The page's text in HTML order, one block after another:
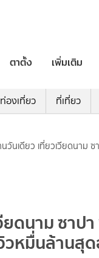
ตาตั้ง เพิ่มเติม
องเที่ยว ที่เที่ยว
นวันเดียว เที่ยวเวียดนาม
ยดนาม ซา
วหมื่นล้านสุ